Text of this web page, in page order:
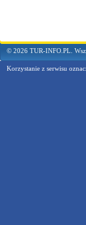
© 2026 TUR-INFO.PL.
Korzystanie z serwisu